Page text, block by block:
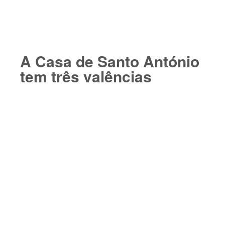
A Casa de Santo António
tem três valências​